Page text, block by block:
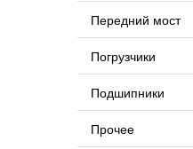
Передний мост
Погрузчики
Подшипники
Прочее